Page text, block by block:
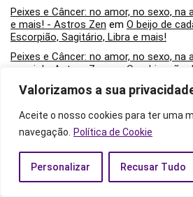
Valorizamos a sua
Aceite o nosso cookies para ter uma
navegação.
Política de Cookie
Personalizar Recusar Tudo
Peixes e Câncer: no amor, no sexo,
e mais! - Astros Zen em O beijo de
Escorpião, Sagitário, Libra e mais!
Peixes e Câncer: no amor, no sexo,
e mais! - Astros Zen
Combinação
certo? No amor, amizade, sexo e mais!
e mais! - Astros ZenemPosições
fantasia, zonas erógenas e mais!